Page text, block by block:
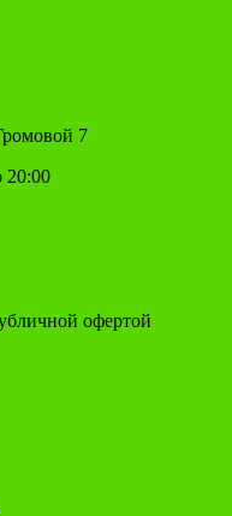
7
20:00
офертой